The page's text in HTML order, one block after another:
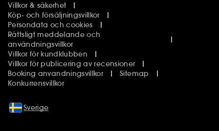
Villkor & säkerhet
Köp- och försäljningsvillkor
Persondata och cookies
Rättsligt meddelande och
användningsvillkor
Villkor för kundklubben
Villkor för publicering av recensioner
Booking anvandningsvillkor
Sitemap
Konkurrensvillkor
Sverige